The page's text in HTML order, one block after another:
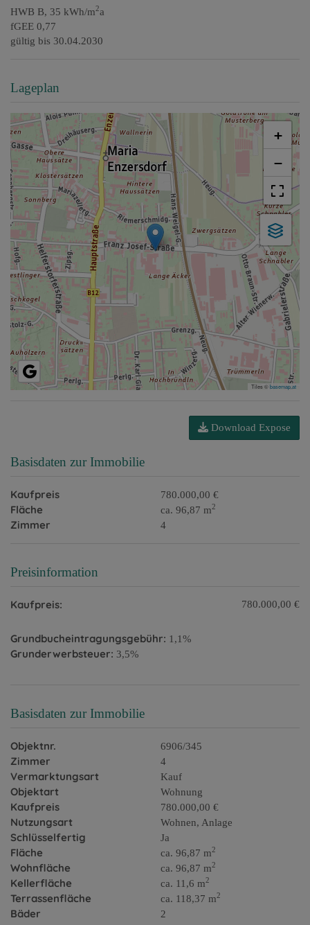
HWB B, 35 kWh/m2a
fGEE 0,77
gültig bis 30.04.2030
Lageplan
+
−
Tiles ©basemap.at
Download Expose
Basisdaten zur Immobilie
Kaufpreis 780.000,00 €
Fläche ca. 96,87 m2
Zimmer 4
Preisinformation
Kaufpreis: 780.000,00 €
Grundbucheintragungsgebühr: 1,1%
Grunderwerbsteuer: 3,5%
Basisdaten zur Immobilie
Objektnr. 6906/345
Zimmer 4
Vermarktungsart Kauf
Objektart Wohnung
Kaufpreis 780.000,00 €
Nutzungsart Wohnen Anlage
Schlüsselfertig Ja
Fläche ca. 96,87 m2
Wohnfläche ca. 96,87 m2
Kellerfläche ca. 11,6 m2
Terrassenfläche ca. 118,37 m2
Bäder 2